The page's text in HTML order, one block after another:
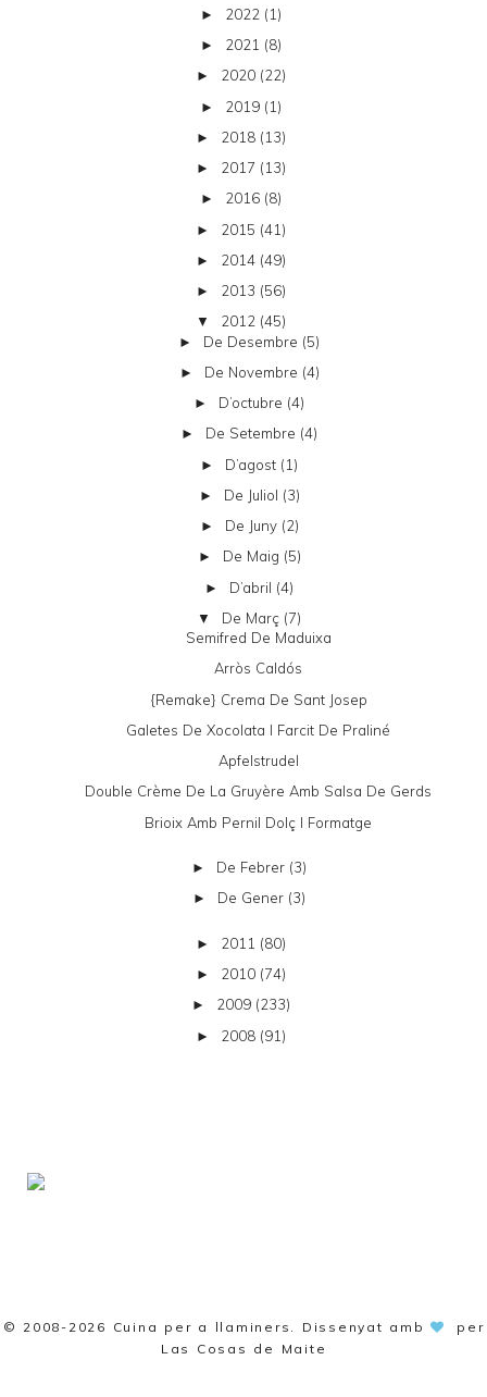
► 2022 (1)
► 2021 (8)
► 2020 (22)
► 2019 (1)
► 2018 (13)
► 2017 (13)
► 2016 (8)
► 2015 (41)
► 2014 (49)
► 2013 (56)
▼ 2012 (45)
► De Desembre (5)
► De Novembre (4)
► D’octubre (4)
► De Setembre (4)
► D’agost (1)
► De Juliol (3)
► De Juny (2)
► De Maig (5)
► D’abril (4)
▼ De Març (7)
Semifred De Maduixa
Arròs Caldós
{remake} Crema De Sant Josep
Galetes De Xocolata I Farcit De Praliné
Apfelstrudel
Double Crème De La Gruyère Amb Salsa De Gerds
Brioix Amb Pernil Dolç I Formatge
► De Febrer (3)
► De Gener (3)
► 2011 (80)
► 2010 (74)
► 2009 (233)
► 2008 (91)
© 2008-2026 Cuina per a llaminers . Dissenyat amb
per
Las Cosas de Maite